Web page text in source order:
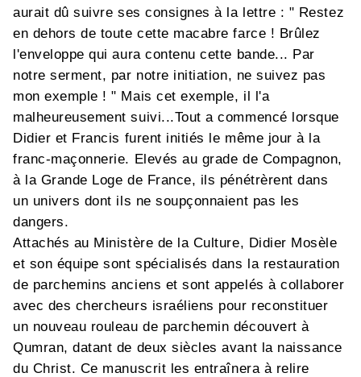
aurait dû suivre ses consignes à la lettre : " Restez
en dehors de toute cette macabre farce ! Brûlez
l'enveloppe qui aura contenu cette bande... Par
notre serment, par notre initiation, ne suivez pas
mon exemple ! " Mais cet exemple, il l'a
malheureusement suivi...Tout a commencé lorsque
Didier et Francis furent initiés le même jour à la
franc-maçonnerie. Elevés au grade de Compagnon,
à la Grande Loge de France, ils pénétrèrent dans
un univers dont ils ne soupçonnaient pas les
dangers.
Attachés au Ministère de la Culture, Didier Mosèle
et son équipe sont spécialisés dans la restauration
de parchemins anciens et sont appelés à collaborer
avec des chercheurs israéliens pour reconstituer
un nouveau rouleau de parchemin découvert à
Qumran, datant de deux siècles avant la naissance
du Christ. Ce manuscrit les entraînera à relire